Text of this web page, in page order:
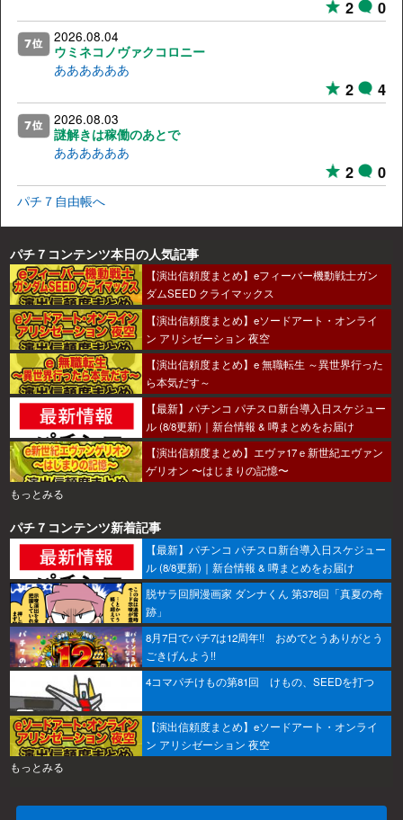
2 0
2026.08.04
ウミネコノヴァクコロニー
ああああああ
2 4
2026.08.03
謎解きは稼働のあとで
ああああああ
2 0
パチ７自由帳へ
パチ７コンテンツ本日の人気記事
【演出信頼度まとめ】eフィーバー機動戦士ガン
ダムSEED クライマックス
【演出信頼度まとめ】eソードアート・オンライ
ン アリシゼーション 夜空
【演出信頼度まとめ】e 無職転生 ～異世界行った
ら本気だす～
【最新】パチンコ パチスロ新台導入日スケジュー
ル (8/8更新)｜新台情報 & 噂まとめをお届け
【演出信頼度まとめ】エヴァ17ｅ新世紀エヴァン
ゲリオン 〜はじまりの記憶〜
もっとみる
パチ７コンテンツ新着記事
【最新】パチンコ パチスロ新台導入日スケジュー
ル (8/8更新)｜新台情報 & 噂まとめをお届け
脱サラ回胴漫画家 ダンナくん 第378回「真夏の奇
跡」
8月7日でパチ7は12周年!! おめでとうありがとう
ごきげんよう!!
4コマパチけもの第81回 けもの、SEEDを打つ
【演出信頼度まとめ】eソードアート・オンライ
ン アリシゼーション 夜空
もっとみる